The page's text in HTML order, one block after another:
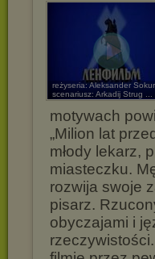
reżyseria: Aleksander
scenariusz: Arkadij Strug ...
motywach
„Milion lat
młody lekarz,
miasteczku.
rozwija swoje
pisarz.
obyczajami i